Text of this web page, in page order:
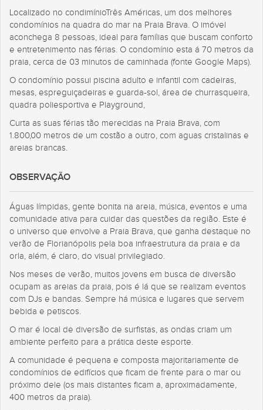
Localizado no condimínioTrês Américas, um dos melhores
condomínios na quadra do mar na Praia Brava. O imóvel
aconchega 8 pessoas, ideal para famílias que buscam conforto
e entretenimento nas férias. O condomínio esta á 70 metros da
praia, cerca de 03 minutos de caminhada (fonte Google Maps).
O condomínio possui piscina adulto e infantil com cadeiras,
mesas, espreguiçadeiras e guarda-sol, área de churrasqueira,
quadra poliesportiva e Playground,
Curta as suas férias tão merecidas na Praia Brava, com
1.800,00 metros de um costão a outro, com aguas cristalinas e
areias brancas.
OBSERVAÇÃO
Águas límpidas, gente bonita na areia, música, eventos e uma
comunidade ativa para cuidar das questões da região. Este é
o universo que envolve a Praia Brava, que ganha destaque no
verão de Florianópolis pela boa infraestrutura da praia e da
orla, além, é claro, do visual privilegiado.
Nos meses de verão, muitos jovens em busca de diversão
ocupam as areias da praia, pois é lá que se realizam eventos
com DJs e bandas. Sempre há música e lugares que servem
bebida e petiscos.
O mar é local de diversão de surfistas, as ondas criam um
ambiente perfeito para a prática deste esporte.
A comunidade é pequena e composta majoritariamente de
condomínios de edifícios que ficam de frente para o mar ou
próximo dele (os mais distantes ficam a, aproximadamente,
400 metros da praia).